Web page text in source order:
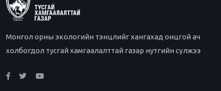
Монгол орны экологийн тэнцлийг хангахад онцгой ач
холбогдол тусгай хамгаалалттай газар нутгийн сүлжээ